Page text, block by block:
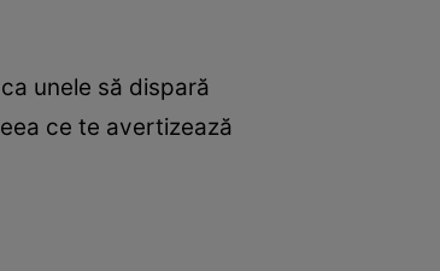
unele să dispară
ce te avertizează